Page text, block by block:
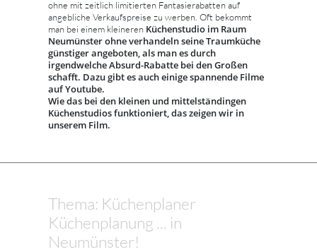
ohne mit zeitlich limitierten Fantasierabatten auf
angebliche Verkaufspreise zu werben. Oft bekommt
man bei einem kleineren Küchenstudio im Raum
Neumünster ohne verhandeln seine Traumküche
günstiger angeboten, als man es durch
irgendwelche Absurd-Rabatte bei den Großen
schafft. Dazu gibt es auch einige spannende Filme
auf Youtube.
Wie das bei den kleinen und mittelständingen
Küchenstudios funktioniert, das zeigen wir in
unserem Film.
Thema: Küchenplaner
Küchenplanung ... in
Neumünster!